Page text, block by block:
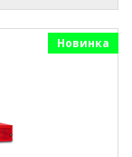
Новинка